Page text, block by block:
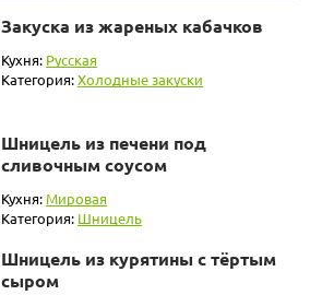
Закуска из жареных кабачков
Кухня: Русская
Категория:Холодные закуски
Шницель из печени под
сливочным соусом
Кухня: Мировая
Категория: Шницель
Шницель из курятины с тёртым
сыром